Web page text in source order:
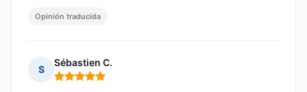
Opinión traducida
S
Sébastien C.
Nota: 5 de 5